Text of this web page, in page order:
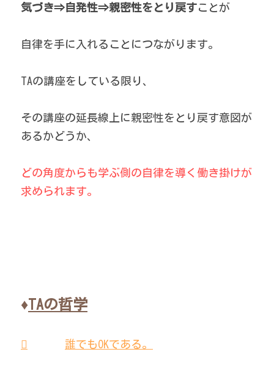
気づき⇒自発性⇒親密性をとり戻すことが
自律を手に入れることにつながります。
TAの講座をしている限り、
その講座の延長線上に親密性をとり戻す意図が
あるかどうか、
どの角度からも学ぶ側の自律を導く働き掛けが
求められます。
♦TAの哲学
	誰でもOKである。